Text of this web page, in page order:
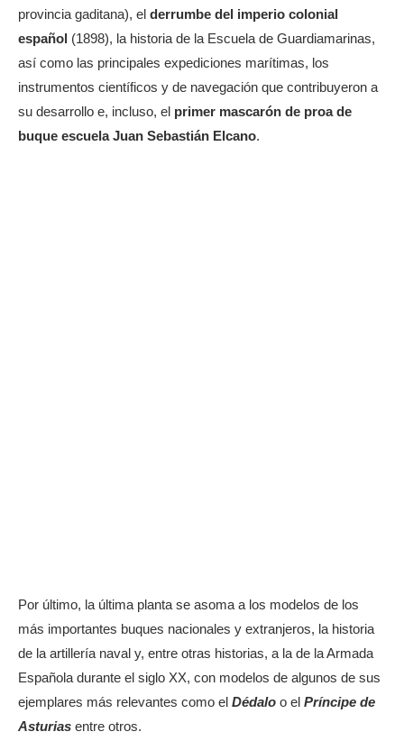
provincia gaditana), el derrumbe del imperio colonial
español (1898), la historia de la Escuela de Guardiamarinas,
así como las principales expediciones marítimas, los
instrumentos científicos y de navegación que contribuyeron a
su desarrollo e, incluso, el primer mascarón de proa de
buque escuela Juan Sebastián Elcano.
Por último, la última planta se asoma a los modelos de los
más importantes buques nacionales y extranjeros, la historia
de la artillería naval y, entre otras historias, a la de la Armada
Española durante el siglo XX, con modelos de algunos de sus
ejemplares más relevantes como el Dédalo o el Príncipe de
Asturias entre otros.